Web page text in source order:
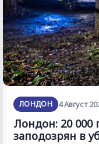
ЛОНДОН 4 Август
Лондон: 20 000
заподозрян в